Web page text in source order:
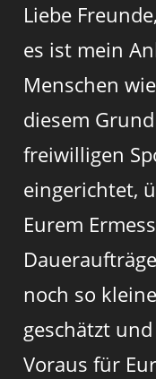
Liebe Freunde,
es ist mein
Menschen
diesem
freiwilligen
eingerichtet,
Eurem
noch so
geschätzt
Voraus für